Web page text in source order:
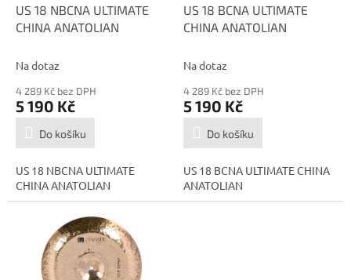
US 18 NBCNA ULTIMATE
CHINA ANATOLIAN
Na dotaz
4 289 Kč bez DPH
5 190 Kč
Do košíku
US 18 NBCNA ULTIMATE
CHINA ANATOLIAN
US 18 BCNA ULTIMATE
CHINA ANATOLIAN
Na dotaz
4 289 Kč bez DPH
5 190 Kč
Do košíku
US 18 BCNA ULTIMATE CHINA
ANATOLIAN